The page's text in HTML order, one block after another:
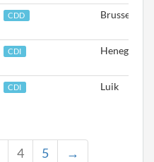
CDD Brussel
CDI
CDI Luik
4 5 →